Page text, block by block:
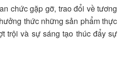
chức gặp gỡ, trao đổi về tương
thức những sản phẩm thực
trội và sự sáng tạo thúc đẩy sự